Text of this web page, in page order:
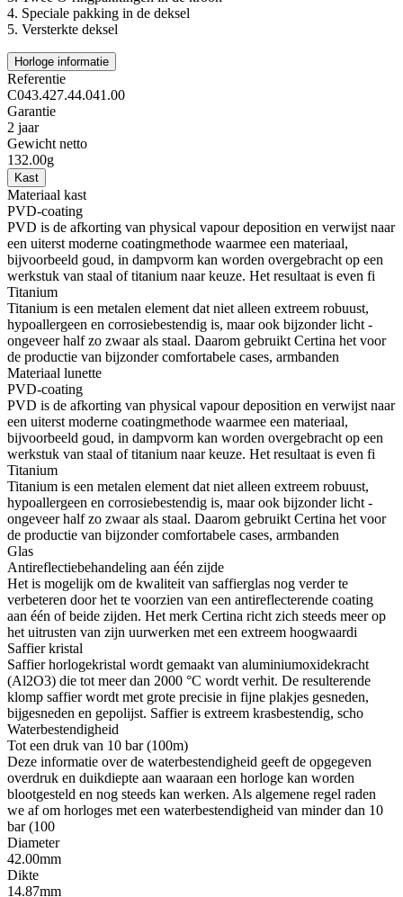
4. Speciale pakking in de deksel
5. Versterkte deksel
Horloge informatie
Referentie
C043.427.44.041.00
Garantie
2 jaar
Gewicht netto
132.00g
Kast
Materiaal kast
PVD-coating
PVD is de afkorting van physical vapour deposition en verwijst naar
een uiterst moderne coatingmethode waarmee een materiaal,
bijvoorbeeld goud, in dampvorm kan worden overgebracht op een
werkstuk van staal of titanium naar keuze. Het resultaat is even fi
Titanium
Titanium is een metalen element dat niet alleen extreem robuust,
hypoallergeen en corrosiebestendig is, maar ook bijzonder licht -
ongeveer half zo zwaar als staal. Daarom gebruikt Certina het voor
de productie van bijzonder comfortabele cases, armbanden
Materiaal lunette
PVD-coating
PVD is de afkorting van physical vapour deposition en verwijst naar
een uiterst moderne coatingmethode waarmee een materiaal,
bijvoorbeeld goud, in dampvorm kan worden overgebracht op een
werkstuk van staal of titanium naar keuze. Het resultaat is even fi
Titanium
Titanium is een metalen element dat niet alleen extreem robuust,
hypoallergeen en corrosiebestendig is, maar ook bijzonder licht -
ongeveer half zo zwaar als staal. Daarom gebruikt Certina het voor
de productie van bijzonder comfortabele cases, armbanden
Glas
Antireflectiebehandeling aan één zijde
Het is mogelijk om de kwaliteit van saffierglas nog verder te
verbeteren door het te voorzien van een antireflecterende coating
aan één of beide zijden. Het merk Certina richt zich steeds meer op
het uitrusten van zijn uurwerken met een extreem hoogwaardi
Saffier kristal
Saffier horlogekristal wordt gemaakt van aluminiumoxidekracht
(Al2O3) die tot meer dan 2000 °C wordt verhit. De resulterende
klomp saffier wordt met grote precisie in fijne plakjes gesneden,
bijgesneden en gepolijst. Saffier is extreem krasbestendig, scho
Waterbestendigheid
Tot een druk van 10 bar (100m)
Deze informatie over de waterbestendigheid geeft de opgegeven
overdruk en duikdiepte aan waaraan een horloge kan worden
blootgesteld en nog steeds kan werken. Als algemene regel raden
we af om horloges met een waterbestendigheid van minder dan 10
bar (100
Diameter
42.00mm
Dikte
14.87mm